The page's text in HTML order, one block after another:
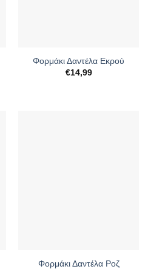
Φορμάκι Δαντέλα Εκρού
€14,99
Φορμάκι Δαντέλα Ροζ